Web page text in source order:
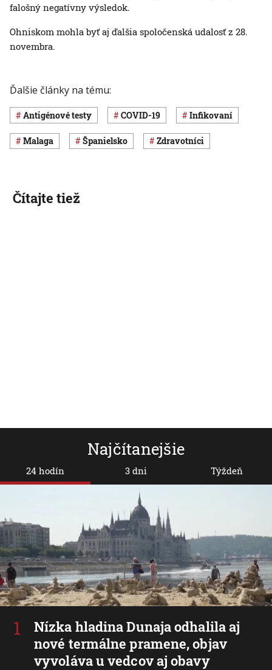
falošný negatívny výsledok.
Ohniskom mohla byť aj ďalšia spoločenská udalosť z 28.
novembra.
Ďalšie články na tému:
antigénové testy COVID-19 infikovaní
Malaga Španielsko zdravotníci
Najčítanejšie
24 hodín
Nízka hladina Dunaja odhalila aj
nové termálne pramene, objav
vyvoláva u vedcov aj obavy
3 dni Týždeň
Čítajte tiež